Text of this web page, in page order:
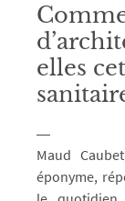
elles
Maud
éponyme,